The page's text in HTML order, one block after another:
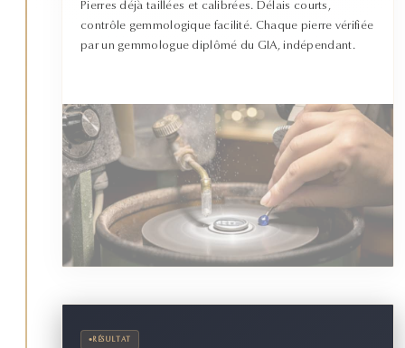
Pierres déjà taillées et calibrées. Délais courts,
contrôle gemmologique facilité. Chaque pierre vérifiée
par un gemmologue diplômé du GIA, indépendant.
• RÉSULTAT